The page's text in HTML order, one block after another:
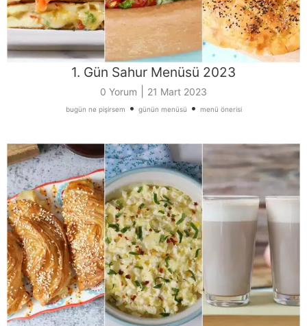
1. Gün Sahur Menüsü 2023
0 Yorum 21 Mart 2023
bugün ne pişirsem • günün menüsü • menü önerisi